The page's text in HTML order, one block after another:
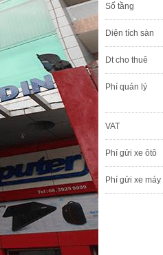
Số tầng
Diện tích sàn
Dt cho thuê
Phí quản lý
VAT
Phí gửi xe ôtô
Phí gửi xe máy